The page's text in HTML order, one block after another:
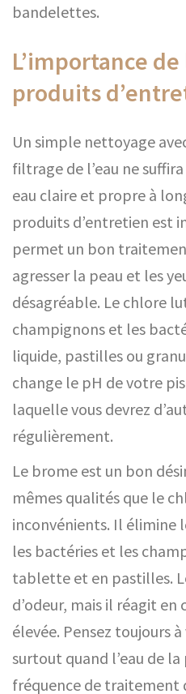
bandelettes.
L’importance
produits
Un simple nettoyage
filtrage de l’eau ne
eau claire et propre à
produits d’entretien est
permet un bon
agresser la peau et les
désagréable. Le chlore
champignons et les
liquide, pastilles ou
change le pH de votre
laquelle vous devrez
régulièrement.
Le brome est un bon
mêmes qualités que le
inconvénients. Il élimine
les bactéries et les
tablette et en pastilles.
d’odeur, mais il réagit
élevée. Pensez toujours
surtout quand l’eau de la
fréquence de traitement